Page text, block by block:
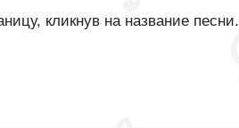
кликнув на название песни.